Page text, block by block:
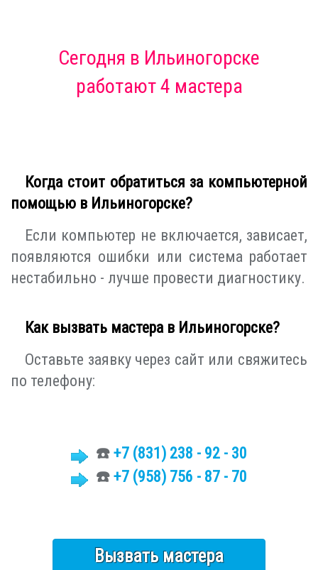
Сегодня в Ильиногорске
работают 4 мастера
Когда стоит обратиться за компьютерной
помощью в Ильиногорске?
Если компьютер не включается, зависает,
появляются ошибки или система работает
нестабильно - лучше провести диагностику.
Как вызвать мастера в Ильиногорске?
Оставьте заявку через сайт или свяжитесь
по телефону:
☎️ +7 (831) 238 - 92 - 30
☎️ +7 (958) 756 - 87 - 70
Вызвать мастера